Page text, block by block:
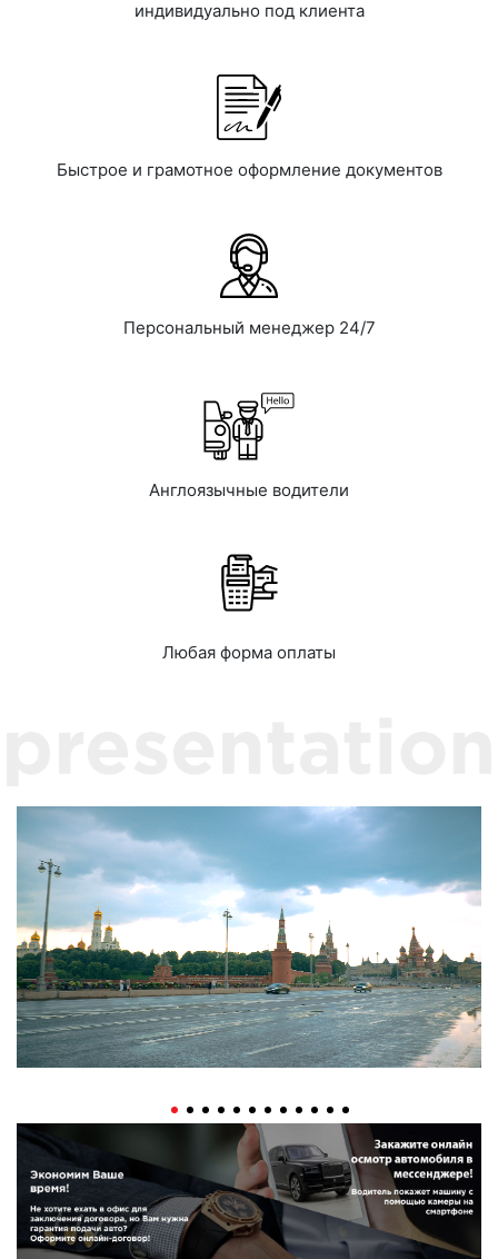
индивидуально под клиента
Быстрое и грамотное оформление документов
Персональный менеджер 24/7
Англоязычные водители
Любая форма оплаты